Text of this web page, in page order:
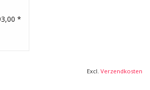
*
Excl. Verzendkosten